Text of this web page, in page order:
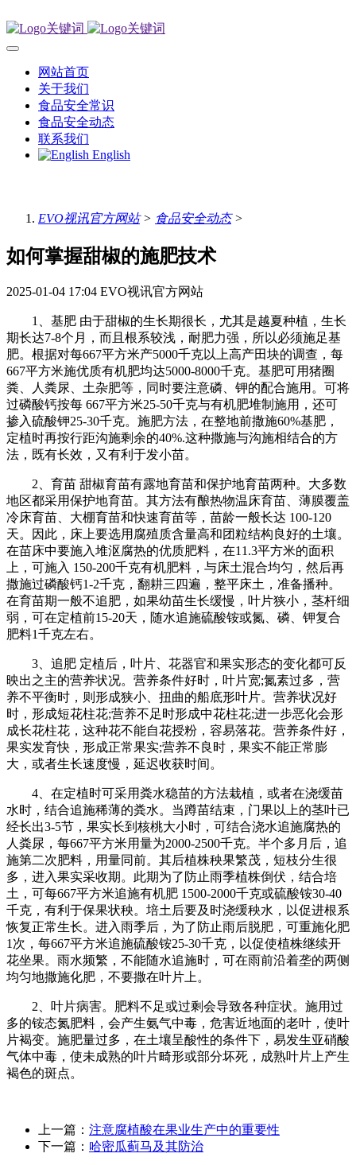
网站首页
关于我们
食品安全常识
食品安全动态
联系我们
English
EVO视讯官方网站> 食品安全动态>
如何掌握甜椒的施肥技术
2025-01-04 17:04 EVO视讯官方网站
1、基肥 由于甜椒的生长期很长，尤其是越夏种植，生长
期长达7-8个月，而且根系较浅，耐肥力强，所以必须施足基
肥。根据对每667平方米产5000千克以上高产田块的调查，每
667平方米施优质有机肥均达5000-8000千克。基肥可用猪圈
粪、人粪尿、土杂肥等，同时要注意磷、钾的配合施用。可将
过磷酸钙按每 667平方米25-50千克与有机肥堆制施用，还可
掺入硫酸钾25-30千克。施肥方法，在整地前撒施60%基肥，
定植时再按行距沟施剩余的40%.这种撒施与沟施相结合的方
法，既有长效，又有利于发小苗。
2、育苗 甜椒育苗有露地育苗和保护地育苗两种。大多数
地区都采用保护地育苗。其方法有酿热物温床育苗、薄膜覆盖
冷床育苗、大棚育苗和快速育苗等，苗龄一般长达 100-120
天。因此，床上要选用腐殖质含量高和团粒结构良好的土壤。
在苗床中要施入堆沤腐热的优质肥料，在11.3平方米的面积
上，可施入 150-200千克有机肥料，与床土混合均匀，然后再
撒施过磷酸钙1-2千克，翻耕三四遍，整平床土，准备播种。
在育苗期一般不追肥，如果幼苗生长缓慢，叶片狭小，茎杆细
弱，可在定植前15-20天，随水追施硫酸铵或氮、磷、钾复合
肥料1千克左右。
3、追肥 定植后，叶片、花器官和果实形态的变化都可反
映出之主的营养状况。营养条件好时，叶片宽;氮素过多，营
养不平衡时，则形成狭小、扭曲的船底形叶片。营养状况好
时，形成短花柱花;营养不足时形成中花柱花;进一步恶化会形
成长花柱花，这种花不能自花授粉，容易落花。营养条件好，
果实发育快，形成正常果实;营养不良时，果实不能正常膨
大，或者生长速度慢，延迟收获时间。
4、在定植时可采用粪水稳苗的方法栽植，或者在浇缓苗
水时，结合追施稀薄的粪水。当蹲苗结束，门果以上的茎叶已
经长出3-5节，果实长到核桃大小时，可结合浇水追施腐热的
人粪尿，每667平方米用量为2000-2500千克。半个多月后，追
施第二次肥料，用量同前。其后植株秧果繁茂，短枝分生很
多，进入果实采收期。此期为了防止雨季植株倒伏，结合培
土，可每667平方米追施有机肥 1500-2000千克或硫酸铵30-40
千克，有利于保果状秧。培土后要及时浇缓秧水，以促进根系
恢复正常生长。进入雨季后，为了防止雨后脱肥，可重施化肥
1次，每667平方米追施硫酸铵25-30千克，以促使植株继续开
花坐果。雨水频繁，不能随水追施时，可在雨前沿着垄的两侧
均匀地撒施化肥，不要撒在叶片上。
2、叶片病害。肥料不足或过剩会导致各种症状。施用过
多的铵态氮肥料，会产生氨气中毒，危害近地面的老叶，使叶
片褐变。施肥量过多，在土壤呈酸性的条件下，易发生亚硝酸
气体中毒，使未成熟的叶片畸形或部分坏死，成熟叶片上产生
褐色的斑点。
上一篇： 注意腐植酸在果业生产中的重要性
下一篇： 哈密瓜蓟马及其防治